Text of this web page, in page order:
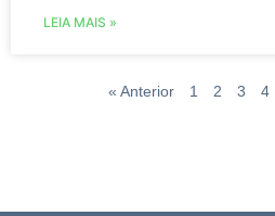
LEIA MAIS »
« Anterior 1 2 3 4